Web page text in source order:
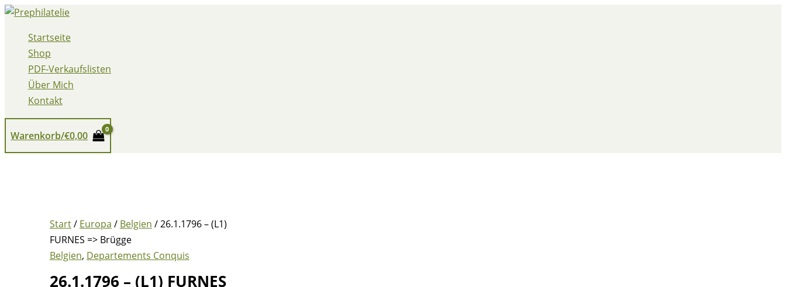
Zum
springenStartseite
Shop
PDF-Verkaufslisten
Über Mich
Kontakt
Warenkorb/€0,00
Start/ Europa / Belgien / 26.1.1796 – (L1)
FURNES => Brügge
Belgien, Departements Conquis
26.1.1796 – (L1) FURNES